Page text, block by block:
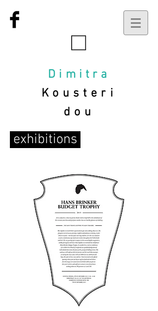
Dimitra
Kousteri
dou
exhibitions